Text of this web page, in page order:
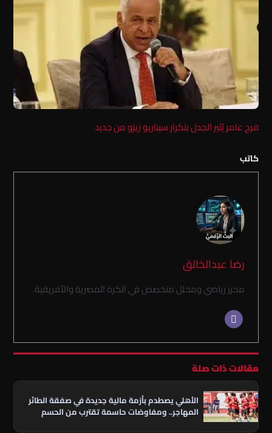
فرج عامر يُثير الجدل بتكرار سيناريو زيزو من جديد
كاتب
رضا عبدالخالق
محرر رياضي ومحلل متخصص في الكرة المصرية والأفريقية.
مقالات ذات صلة
الأهلي يصطدم بأزمة مالية جديدة في صفقة الطائر
المهاجر.. ومفاوضات حاسمة تقترب من الحسم